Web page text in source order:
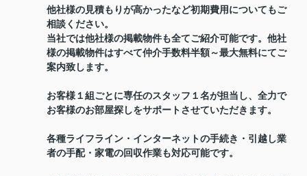
他社様の見積もりが高かったなど初期費用についてもご
相談ください。
当社では他社様の掲載物件も全てご紹介可能です。他社
様の掲載物件はすべて仲介手数料半額～最大無料にてご
案内致します。
お客様１組ごとに専任のスタッフ１名が担当し、全力で
お客様のお部屋探しをサポートさせていただきます。
各種ライフライン・インターネットの手続き・引越し業
者の手配・家電の回収作業も対応可能です。